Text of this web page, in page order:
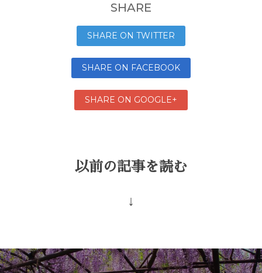
SHARE
SHARE ON TWITTER
SHARE ON FACEBOOK
SHARE ON GOOGLE+
以前の記事を読む
↓